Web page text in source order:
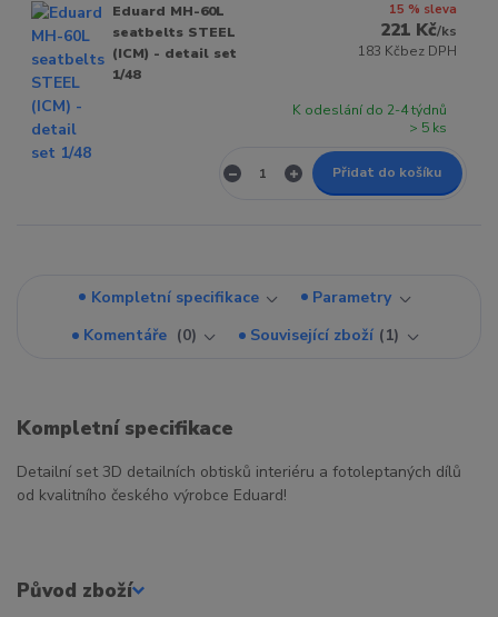
Eduard MH-60L
seatbelts STEEL
(ICM) - detail set
1/48
15 % sleva
221 Kč/ks
183 Kčbez DPH
K odeslání do 2-4 týdnů
> 5 ks
Přidat do košíku
Kompletní specifikace
Parametry
Komentáře
0 Související zboží 1
Kompletní specifikace
Detailní set 3D detailních obtisků interiéru a fotoleptaných dílů
od kvalitního českého výrobce Eduard!
Původ zboží